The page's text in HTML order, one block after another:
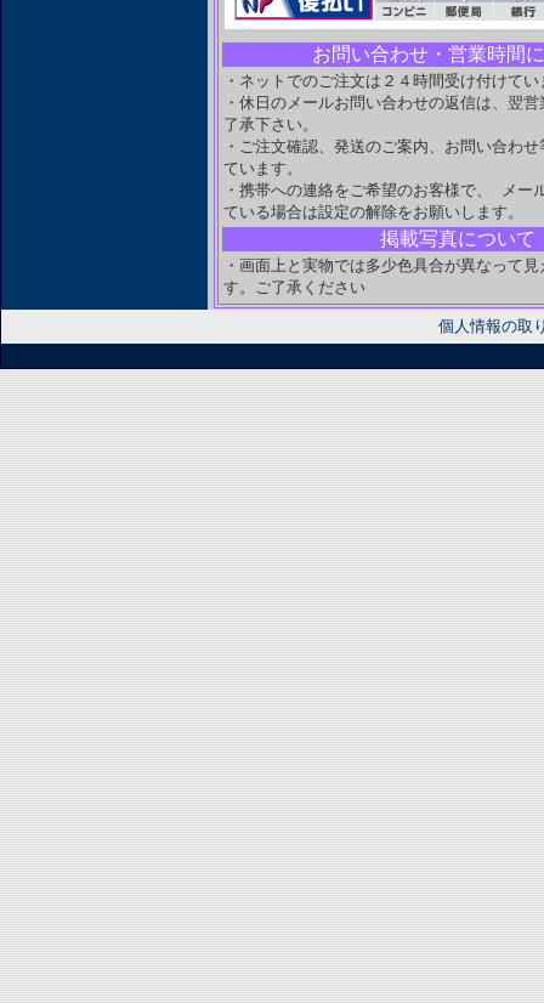
お問い合わせ・営業時間
・ネットでのご注文は２４時間受け付けてい
・休日のメールお問い合わせの返信は、翌
了承下さい。
・ご注文確認、発送のご案内、お問い合わ
ています。
・携帯への連絡をご希望のお客様で、 メー
ている場合は設定の解除をお願いします。
掲載写真について
・画面上と実物では多少色具合が異なって
す。ご了承ください
個人情報の取